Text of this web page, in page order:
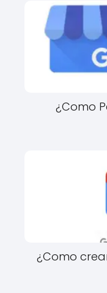
¿Como
¿Como